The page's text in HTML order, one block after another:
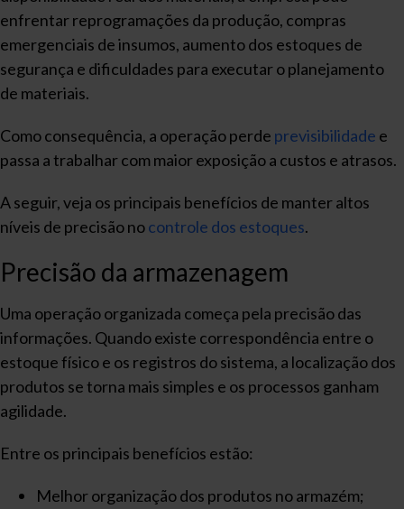
enfrentar reprogramações da produção, compras
emergenciais de insumos, aumento dos estoques de
segurança e dificuldades para executar o planejamento
de materiais.
Como consequência, a operação perde previsibilidade e
passa a trabalhar com maior exposição a custos e atrasos.
A seguir, veja os principais benefícios de manter altos
níveis de precisão nocontrole dos estoques.
Precisão da armazenagem
Uma operação organizada começa pela precisão das
informações. Quando existe correspondência entre o
estoque físico e os registros do sistema, a localização dos
produtos se torna mais simples e os processos ganham
agilidade.
Entre os principais benefícios estão:
Melhor organização dos produtos no armazém;